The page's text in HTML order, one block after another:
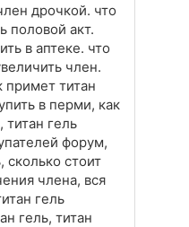
дрочкой. что
половой акт.
в аптеке. что
член.
примет титан
в перми, как
титан гель
форум,
сколько стоит
члена, вся
гель
гель, титан